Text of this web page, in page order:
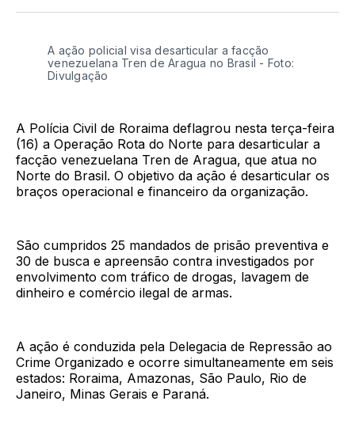
BlueSkyTwitterFacebook
LinkedInWhatsApp
Email
A ação policial visa desarticular a facção
venezuelana Tren de Aragua no Brasil - Foto:
Divulgação
A Polícia Civil de Roraima deflagrou nesta terça-feira
(16) a Operação Rota do Norte para desarticular a
facção venezuelana Tren de Aragua, que atua no
Norte do Brasil. O objetivo da ação é desarticular os
braços operacional e financeiro da organização.
São cumpridos 25 mandados de prisão preventiva e
30 de busca e apreensão contra investigados por
envolvimento com tráfico de drogas, lavagem de
dinheiro e comércio ilegal de armas.
A ação é conduzida pela Delegacia de Repressão ao
Crime Organizado e ocorre simultaneamente em seis
estados: Roraima, Amazonas, São Paulo, Rio de
Janeiro, Minas Gerais e Paraná.